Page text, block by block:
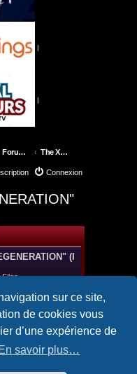
sur ce site,
de cookies vous
d’une expérience de
En savoir plus…
|
|
Forum Films The X-Files "REGENERATION" (I Want To Believe)
Connexion
(I
Files
LeMartien,Guigui